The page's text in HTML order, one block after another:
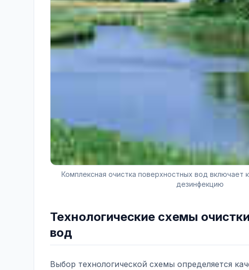
Комплексная очистка поверхностных вод включает
дезинфекцию
Технологические схемы
вод
Выбор технологической схемы определяется